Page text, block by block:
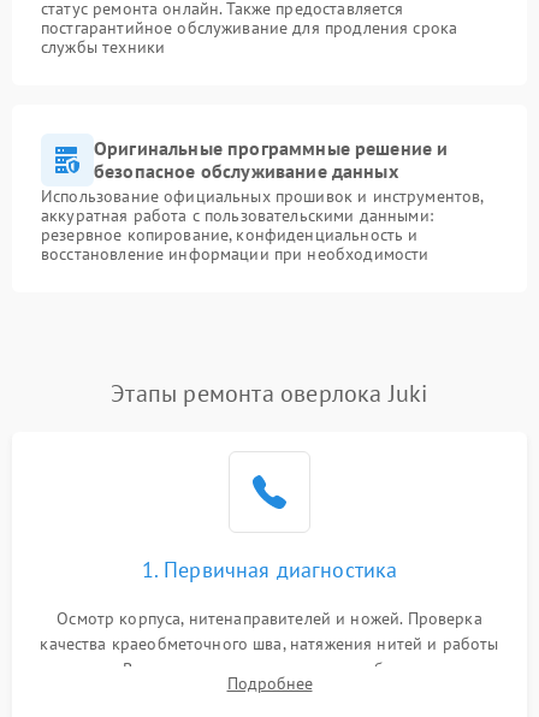
статус ремонта онлайн. Также предоставляется
постгарантийное обслуживание для продления срока
службы техники
Оригинальные программные решение и
безопасное обслуживание данных
Использование официальных прошивок и инструментов,
аккуратная работа с пользовательскими данными:
резервное копирование, конфиденциальность и
восстановление информации при необходимости
Этапы ремонта оверлока Juki
1. Первичная диагностика
Осмотр корпуса, нитенаправителей и ножей. Проверка
качества краеобметочного шва, натяжения нитей и работы
педали. Выявление пропусков стежков, обрывов нити,
заклинивания или тупого среза ткани на тестовом образце.
Подробнее